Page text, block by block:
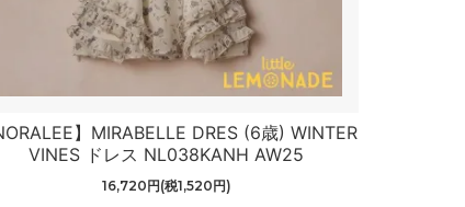
】MIRABELLE DRES (6歳) WINTER
VINES ドレス NL038KANH AW25
16,720円(税1,520円)